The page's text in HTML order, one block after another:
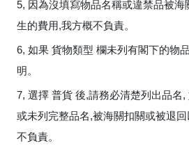
5, 因為沒填寫物品名稱或違禁品被
生的費用,我方概不負責。
6, 如果 貨物類型 欄未列有閣下的物
明。
7, 選擇 普貨 後,請務必清楚列出品名
或未列完整品名,被海關扣關或被退
不負責。